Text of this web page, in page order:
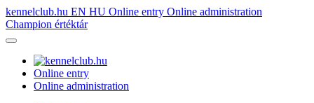
kennelclub.hu EN HU Online entry Online administration
Champion értéktár
Online entry
Online administration